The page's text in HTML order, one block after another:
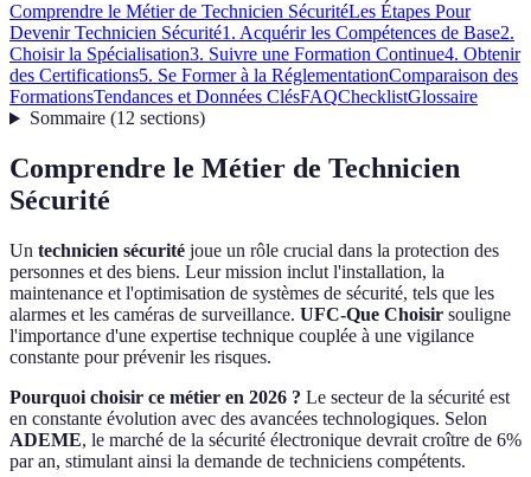
Comprendre le Métier de Technicien SécuritéLes Étapes Pour
Devenir Technicien Sécurité1. Acquérir les Compétences de Base2.
Choisir la Spécialisation3. Suivre une Formation Continue4. Obtenir
des Certifications5. Se Former à la RéglementationComparaison des
FormationsTendances et Données ClésFAQChecklistGlossaire
Sommaire(12 sections)
Comprendre le Métier de Technicien
Sécurité
Un technicien sécurité joue un rôle crucial dans la protection des
personnes et des biens. Leur mission inclut l'installation, la
maintenance et l'optimisation de systèmes de sécurité, tels que les
alarmes et les caméras de surveillance. UFC-Que Choisir souligne
l'importance d'une expertise technique couplée à une vigilance
constante pour prévenir les risques.
Pourquoi choisir ce métier en 2026 ? Le secteur de la sécurité est
en constante évolution avec des avancées technologiques. Selon
ADEME, le marché de la sécurité électronique devrait croître de 6%
par an, stimulant ainsi la demande de techniciens compétents.